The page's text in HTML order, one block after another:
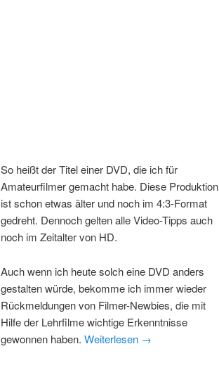
So heißt der Titel einer DVD, die ich für
Amateurfilmer gemacht habe. Diese Produktion
ist schon etwas älter und noch im 4:3-Format
gedreht. Dennoch gelten alle Video-Tipps auch
noch im Zeitalter von HD.
Auch wenn ich heute solch eine DVD anders
gestalten würde, bekomme ich immer wieder
Rückmeldungen von Filmer-Newbies, die mit
Hilfe der Lehrfilme wichtige Erkenntnisse
gewonnen haben.Weiterlesen →